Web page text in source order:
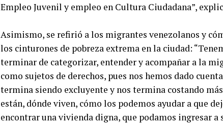
Empleo Juvenil y empleo en Cultura Ciudadana”,
Asimismo, se refirió a los migrantes venezolanos y
los cinturones de pobreza extrema en la ciudad:
terminar de categorizar, entender y acompañar a la
como sujetos de derechos, pues nos hemos dado
termina siendo excluyente y nos termina costando
están, dónde viven, cómo los podemos ayudar a que
encontrar una vivienda digna, que podamos ingresar